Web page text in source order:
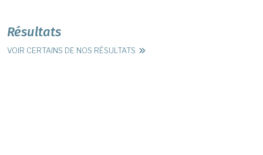
Résultats
VOIR CERTAINS DE NOS RÉSULTATS